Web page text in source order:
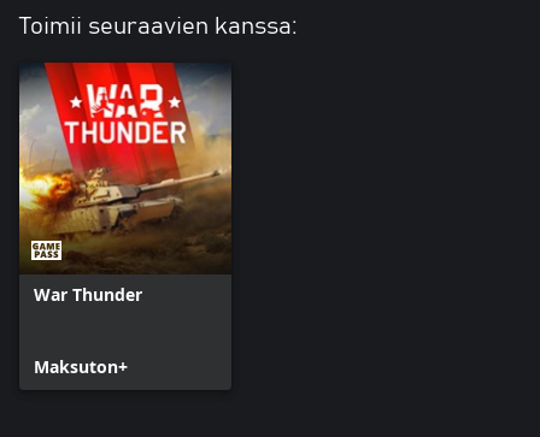
Toimii seuraavien kanssa:
War Thunder
Maksuton+